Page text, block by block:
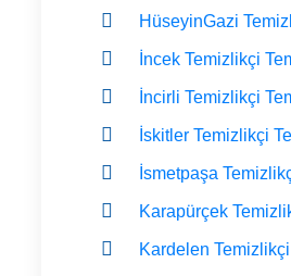
HüseyinGazi
İncek Temizlikçi
İncirli Temizlikçi
İskitler Temizlikçi
İsmetpaşa
Karapürçek
Kardelen